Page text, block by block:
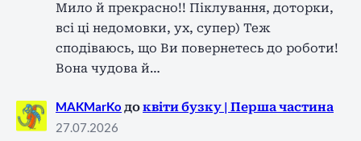
Мило й прекрасно!! Піклування, доторки,
всі ці недомовки, ух, супер) Теж
сподіваюсь, що Ви повернетесь до роботи!
Вона чудова й…
MAKMarKo доквіти бузку | Перша частина
27.07.2026